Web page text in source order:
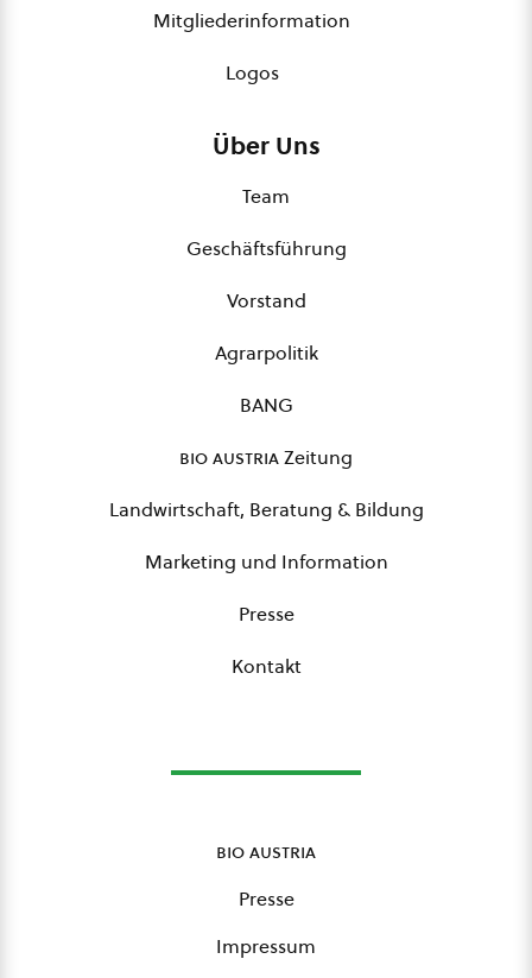
Mitgliederinformation
Logos
Über Uns
Team
Geschäftsführung
Vorstand
Agrarpolitik
BANG
bio austriaZeitung
Landwirtschaft, Beratung & Bildung
Marketing und Information
Presse
Kontakt
bio austria
Presse
Impressum